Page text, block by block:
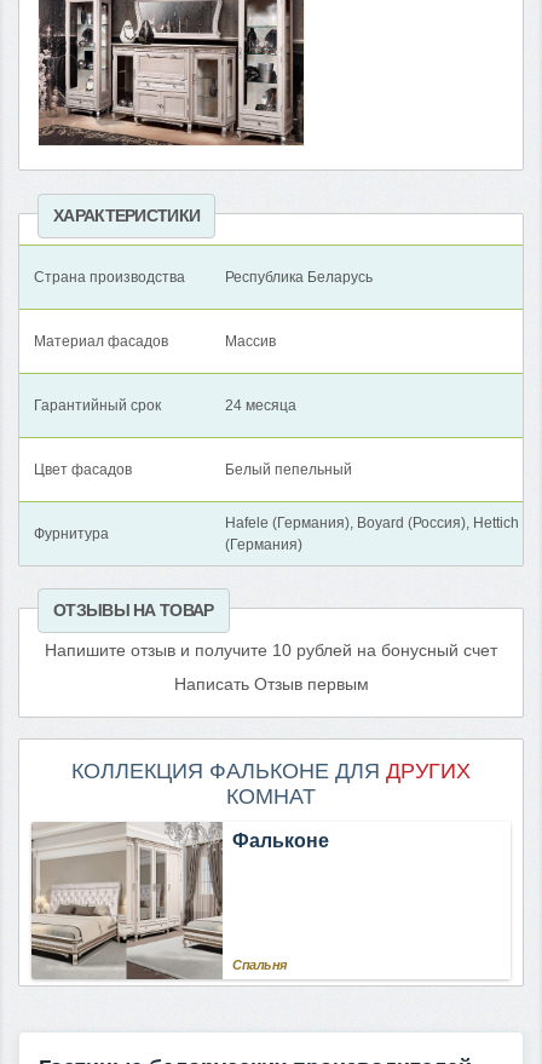
ХАРАКТЕРИСТИКИ
Страна производства Республика Беларусь
Материал фасадов Массив
Гарантийный срок 24 месяца
Цвет фасадов Белый пепельный
Фурнитура
Hafеle (Германия), Boyard (Россия), Hettich
(Германия)
ОТЗЫВЫ НА ТОВАР
Напишите отзыв и получите 10 рублей на бонусный счет
Написать Отзыв первым
КОЛЛЕКЦИЯ ФАЛЬКОНЕ ДЛЯ ДРУГИХ
КОМНАТ
Фальконе
Спальня